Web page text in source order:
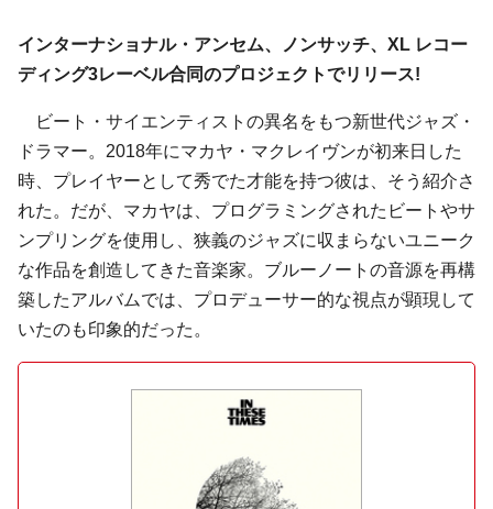
インターナショナル・アンセム、ノンサッチ、XL レコー
ディング3レーベル合同のプロジェクトでリリース!
ビート・サイエンティストの異名をもつ新世代ジャズ・
ドラマー。2018年にマカヤ・マクレイヴンが初来日した
時、プレイヤーとして秀でた才能を持つ彼は、そう紹介さ
れた。だが、マカヤは、プログラミングされたビートやサ
ンプリングを使用し、狭義のジャズに収まらないユニーク
な作品を創造してきた音楽家。ブルーノートの音源を再構
築したアルバムでは、プロデューサー的な視点が顕現して
いたのも印象的だった。